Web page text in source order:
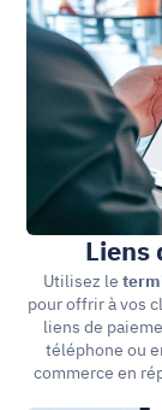
Liens
Utilisez le
pour offrir à vos
liens de
téléphone ou
commerce en